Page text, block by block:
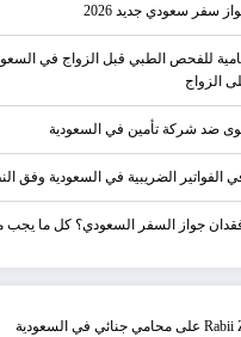
سفر سعودي جديد 2026
للفحص الطبي قبل الزواج في
الزواج
ضد شركة تأمين في السعودية
الفواتير الضريبية في السعودية وفق
جواز السفر السعودي؟ كل ما يجب
Rabii على محامي جنائي في السعودية